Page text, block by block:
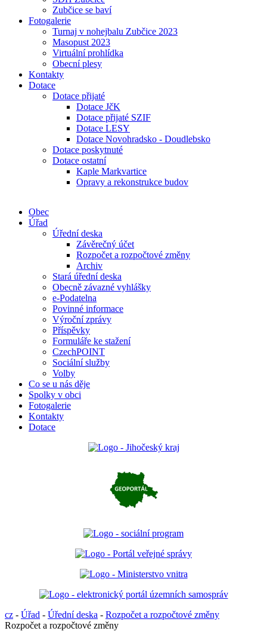
Zubčice se baví
Fotogalerie
Turnaj v nohejbalu Zubčice 2023
Masopust 2023
Virtuální prohlídka
Obecní plesy
Kontakty
Dotace
Dotace přijaté
Dotace JčK
Dotace přijaté SZIF
Dotace LESY
Dotace Novohradsko - Doudlebsko
Dotace poskytnuté
Dotace ostatní
Kaple Markvartice
Opravy a rekonstrukce budov
Obec
Úřad
Úřední deska
Závěrečný účet
Rozpočet a rozpočtové změny
Archiv
Stará úřední deska
Obecně závazné vyhlášky
e-Podatelna
Povinné informace
Výroční zprávy
Příspěvky
Formuláře ke stažení
CzechPOINT
Sociální služby
Volby
Co se u nás děje
Spolky v obci
Fotogalerie
Kontakty
Dotace
cz - Úřad - Úřední deska - Rozpočet a rozpočtové změny
Rozpočet a rozpočtové změny